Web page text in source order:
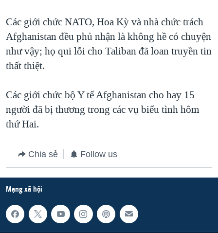
Các giới chức NATO, Hoa Kỳ và nhà chức trách
Afghanistan đều phủ nhận là không hề có chuyện
như vậy; họ qui lỗi cho Taliban đã loan truyền tin
thất thiệt.
Các giới chức bộ Y tế Afghanistan cho hay 15
người đã bị thương trong các vụ biểu tình hôm
thứ Hai.
Chia sẻ Follow us
Mạng xã hội